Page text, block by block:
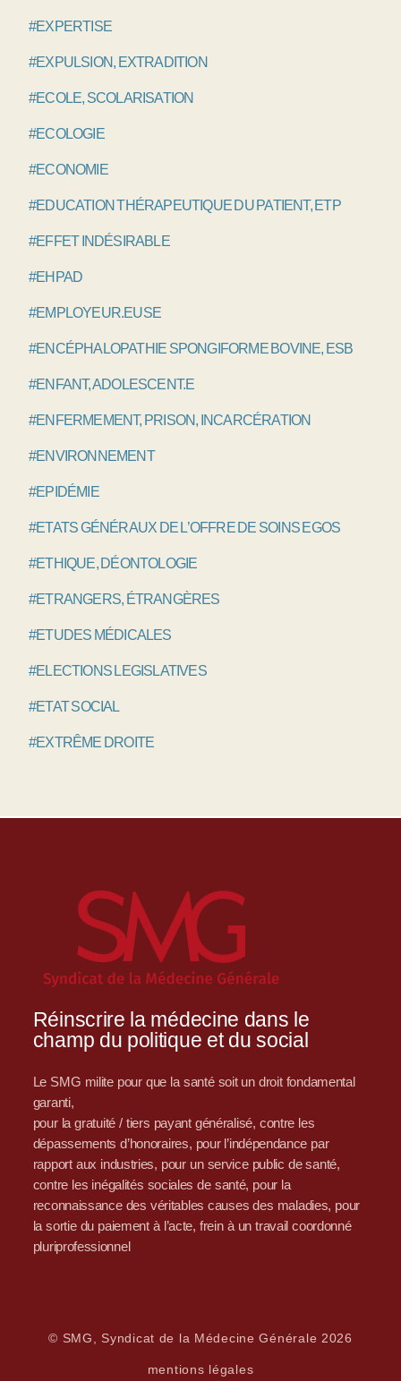
#EXPERTISE
#EXPULSION, EXTRADITION
#ECOLE, SCOLARISATION
#ECOLOGIE
#ECONOMIE
#EDUCATION THÉRAPEUTIQUE DU PATIENT, ETP
#EFFET INDÉSIRABLE
#EHPAD
#EMPLOYEUR.EUSE
#ENCÉPHALOPATHIE SPONGIFORME BOVINE, ESB
#ENFANT, ADOLESCENT.E
#ENFERMEMENT, PRISON, INCARCÉRATION
#ENVIRONNEMENT
#EPIDÉMIE
#ETATS GÉNÉRAUX DE L’OFFRE DE SOINS EGOS
#ETHIQUE, DÉONTOLOGIE
#ETRANGERS, ÉTRANGÈRES
#ETUDES MÉDICALES
#ELECTIONS LEGISLATIVES
#ETAT SOCIAL
#EXTRÊME DROITE
Réinscrire la médecine dans le
champ du politique et du social
Le SMG milite pour que la santé soit un droit fondamental
garanti,
pour la gratuité / tiers payant généralisé, contre les
dépassements d’honoraires, pour l’indépendance par
rapport aux industries, pour un service public de santé,
contre les inégalités sociales de santé, pour la
reconnaissance des véritables causes des maladies, pour
la sortie du paiement à l’acte, frein à un travail coordonné
pluriprofessionnel
© SMG, Syndicat de la Médecine Générale 2026
mentions légales